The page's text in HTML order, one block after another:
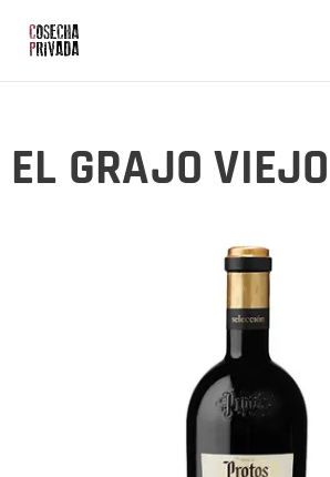
EL GRAJO VIEJO